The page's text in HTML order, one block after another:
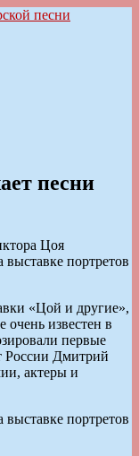
песни
выставке портретов
«Цой и другие»,
очень известен в
первые
России Дмитрий
актеры и
выставке портретов